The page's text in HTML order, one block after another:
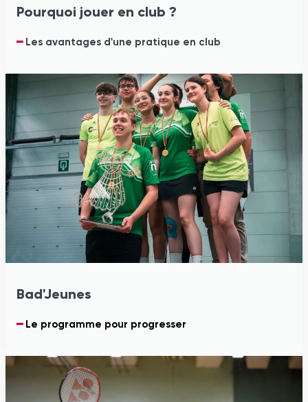
Pourquoi jouer en club ?
━Les avantages d'une pratique en club
Bad'Jeunes
━Le programme pour progresser